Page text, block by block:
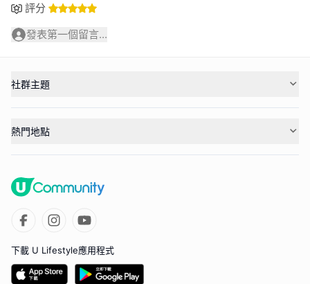
評分
發表第一個留言...
社群主題
熱門地點
下載 U Lifestyle應用程式